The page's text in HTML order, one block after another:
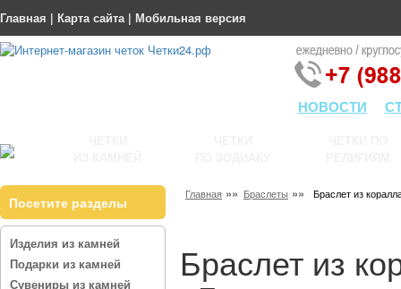
Главная | Карта сайта| Мобильная версия
НОВОСТИ
Посетите разделы
Изделия из камней
Подарки из камней
Сувениры из камней
Главная »» Браслеты »» Браслет из
Браслет из